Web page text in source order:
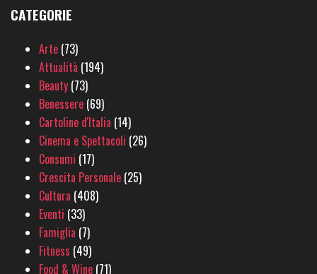
CATEGORIE
Arte (73)
Attualità (194)
Beauty (73)
Benessere (69)
Cartoline d'Italia (14)
Cinema e Spettacoli (26)
Consumi (17)
Crescita Personale (25)
Cultura (408)
Eventi (33)
Famiglia (7)
Fitness (49)
Food & Wine (71)